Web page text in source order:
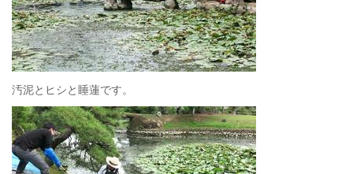
汚泥とヒシと睡蓮です。